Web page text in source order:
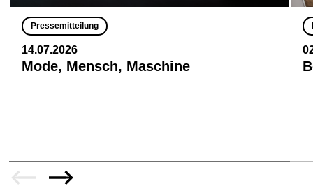
Pressemitteilung
14.07.2026
Mode, Mensch, Maschine